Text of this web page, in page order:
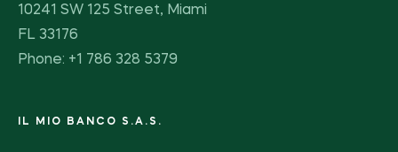
10241 SW 125 Street, Miami
FL 33176
Phone: +1 786 328 5379
IL MIO BANCO S.A.S.